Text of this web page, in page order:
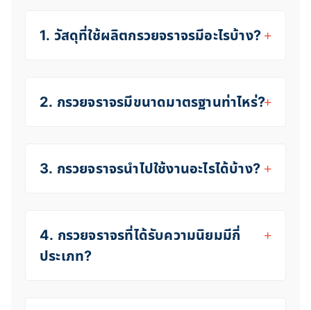
1. วัสดุที่ใช้ผลิตกรวยจราจรมีอะไรบ้าง?
2. กรวยจราจรมีขนาดมาตรฐานท่าไหร่?
3. กรวยจราจรนำไปใช้งานอะไรได้บ้าง?
4. กรวยจราจรที่ได้รับความนิยมมีกี่
ประเภท?